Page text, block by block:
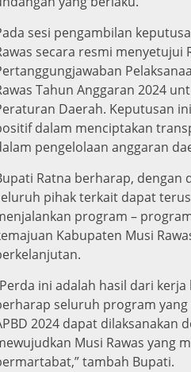
sesi pengambilan
secara resmi menyetujui
Tahun Anggaran 2024
Daerah. Keputusan
dalam menciptakan
pengelolaan anggaran
Ratna berharap, dengan
pihak terkait dapat
program –
Kabupaten Musi
ini adalah hasil dari
seluruh program
2024 dapat dilaksanakan
Musi Rawas yang
tambah Bupati.